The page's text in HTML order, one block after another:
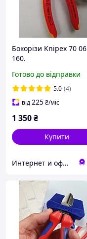
Бокорізи Knipex 70 06
160.
Готово до відправки
5.0 (4)
від225₴/міс
1 350₴
Купити
Интернет и оффлайн магазин инструментов в Запорожье "Инструмент"